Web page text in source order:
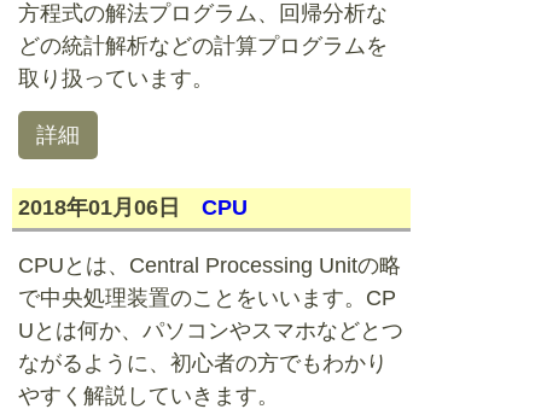
方程式の解法プログラム、回帰分析な
どの統計解析などの計算プログラムを
取り扱っています。
詳細
2018年01月06日 CPU
CPUとは、Central Processing Unitの略
で中央処理装置のことをいいます。CP
Uとは何か、パソコンやスマホなどとつ
ながるように、初心者の方でもわかり
やすく解説していきます。